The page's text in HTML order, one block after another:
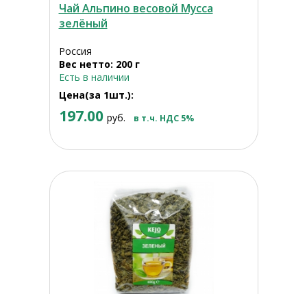
Чай Альпино весовой Мусса
зелёный
Россия
Вес нетто: 200 г
Есть в наличии
Цена(за 1шт.):
197.00 руб. в т.ч. НДС 5%